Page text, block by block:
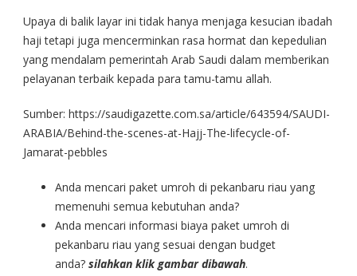
Upaya di balik layar ini tidak hanya menjaga kesucian ibadah
haji tetapi juga mencerminkan rasa hormat dan kepedulian
yang mendalam pemerintah Arab Saudi dalam memberikan
pelayanan terbaik kepada para tamu-tamu allah.
Sumber: https://saudigazette.com.sa/article/643594/SAUDI-
ARABIA/Behind-the-scenes-at-Hajj-The-lifecycle-of-
Jamarat-pebbles
Anda mencari paket umroh di pekanbaru riau yang
memenuhi semua kebutuhan anda?
Anda mencari informasi biaya paket umroh di
pekanbaru riau yang sesuai dengan budget
anda? silahkan klik gambar dibawah.